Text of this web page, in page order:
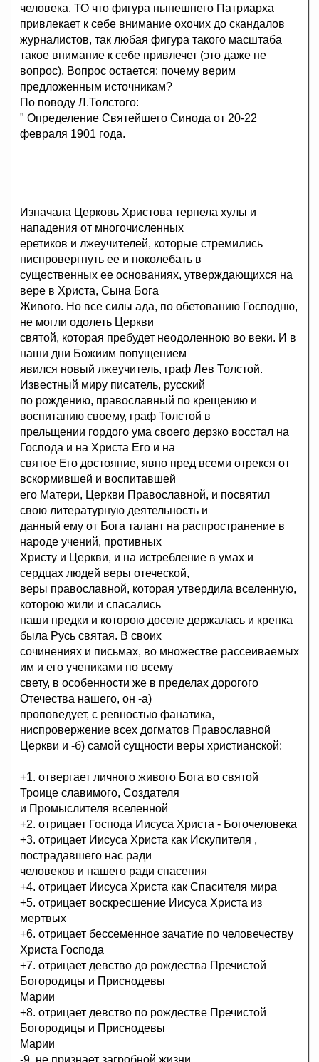
человека. ТО что фигура нынешнего Патриарха
привлекает к себе внимание охочих до скандалов
журналистов, так любая фигура такого масштаба
такое внимание к себе привлечет (это даже не
вопрос). Вопрос остается: почему верим
предложенным источникам?
По поводу Л.Толстого:
" Определение Святейшего Синода от 20-22
февраля 1901 года.
Изначала Церковь Христова терпела хулы и
нападения от многочисленных
еретиков и лжеучителей, которые стремились
ниспровергнуть ее и поколебать в
существенных ее основаниях, утверждающихся на
вере в Христа, Сына Бога
Живого. Но все силы ада, по обетованию Господню,
не могли одолеть Церкви
святой, которая пребудет неодоленною во веки. И в
наши дни Божиим попущением
явился новый лжеучитель, граф Лев Толстой.
Известный миру писатель, русский
по рождению, православный по крещению и
воспитанию своему, граф Толстой в
прельщении гордого ума своего дерзко восстал на
Господа и на Христа Его и на
святое Его достояние, явно пред всеми отрекся от
вскормившей и воспитавшей
его Матери, Церкви Православной, и посвятил
свою литературную деятельность и
данный ему от Бога талант на распространение в
народе учений, противных
Христу и Церкви, и на истребление в умах и
сердцах людей веры отеческой,
веры православной, которая утвердила вселенную,
которою жили и спасались
наши предки и которою доселе держалась и крепка
была Русь святая. В своих
сочинениях и письмах, во множестве рассеиваемых
им и его учениками по всему
свету, в особенности же в пределах дорогого
Отечества нашего, он -а)
проповедует, с ревностью фанатика,
ниспровержение всех догматов Православной
Церкви и -б) самой сущности веры христианской:
+1. отвергает личного живого Бога во святой
Троице славимого, Создателя
и Промыслителя вселенной
+2. отрицает Господа Иисуса Христа - Богочеловека
+3. отрицает Иисуса Христа как Искупителя ,
пострадавшего нас ради
человеков и нашего ради спасения
+4. отрицает Иисуса Христа как Спасителя мира
+5. отрицает воскресшение Иисуса Христа из
мертвых
+6. отрицает бессеменное зачатие по человечеству
Христа Господа
+7. отрицает девство до рождества Пречистой
Богородицы и Приснодевы
Марии
+8. отрицает девство по рождестве Пречистой
Богородицы и Приснодевы
Марии